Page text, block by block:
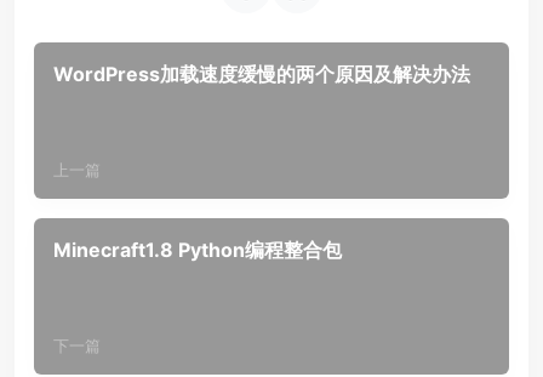
WordPress加载速度缓慢的两个原因及解决办法
上一篇
Minecraft1.8 Python编程整合包
下一篇